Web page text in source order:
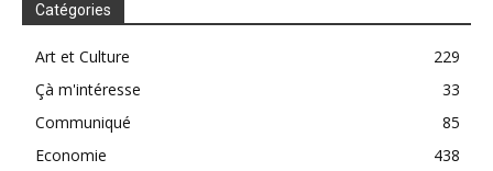
Catégories
Art et Culture
229
Çà m'intéresse
33
Communiqué
85
Economie
438